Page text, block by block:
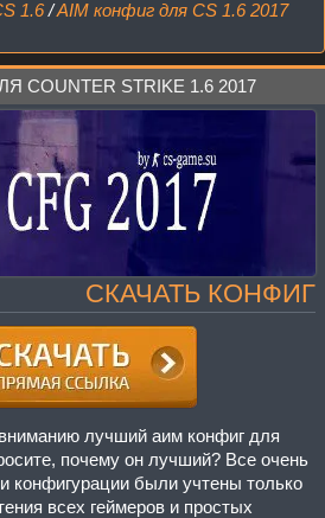
1.6/AIM конфиг для CS 1.6 2017
COUNTER STRIKE 1.6 2017
СКАЧАТЬ КОНФИГ
лучший аим конфиг для
почему он лучший? Все очень
конфигурации были учтены только
всех геймеров и простых